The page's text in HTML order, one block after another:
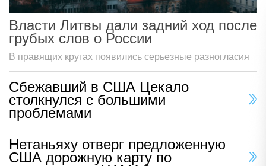
Власти Литвы дали задний ход после
грубых слов о России
В правящих кругах появились серьезные разногласия
Сбежавший в США Цекало
столкнулся с большими
проблемами
Нетаньяху отверг предложенную
США дорожную карту по